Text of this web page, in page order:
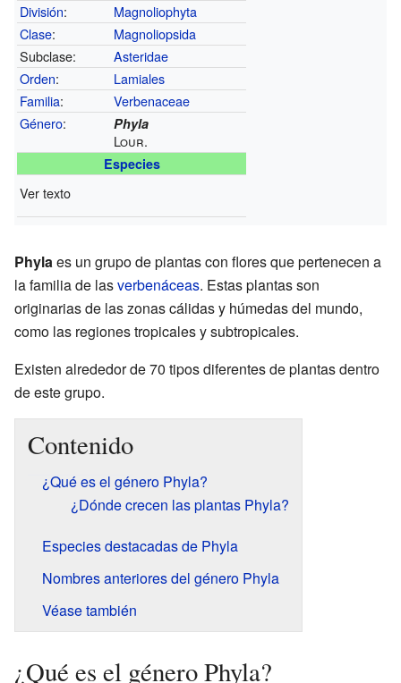
División:
Magnoliophyta
Clase:
Magnoliopsida
Subclase:
Asteridae
Orden:
Lamiales
Familia:
Verbenaceae
Género: Phyla
Lour.
Especies
Ver texto
Phylaes un grupo de plantas con flores que pertenecen a
la familia de lasverbenáceas. Estas plantas son
originarias de las zonas cálidas y húmedas del mundo,
como las regiones tropicales y subtropicales.
Existen alrededor de 70 tipos diferentes de plantas dentro
de este grupo.
Contenido
¿Qué es el género Phyla?
¿Dónde crecen las plantas Phyla?
Especies destacadas de Phyla
Nombres anteriores del género Phyla
Véase también
¿Qué es el género Phyla?